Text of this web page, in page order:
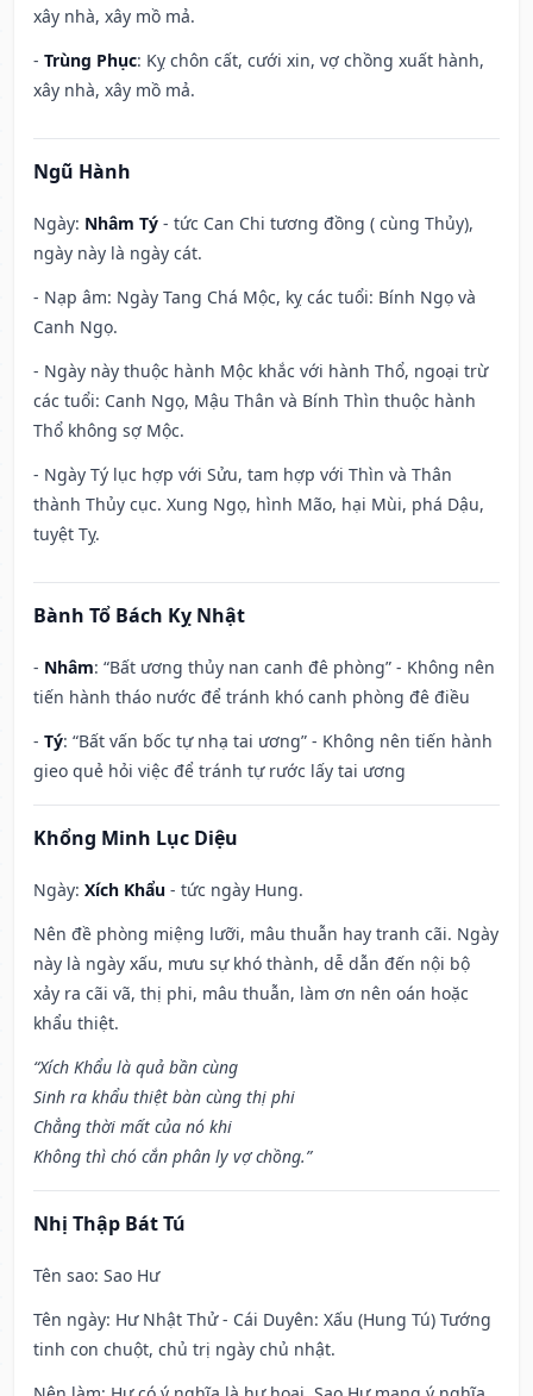
xây nhà, xây mồ mả.
- Trùng Phục: Kỵ chôn cất, cưới xin, vợ chồng xuất hành,
xây nhà, xây mồ mả.
Ngũ Hành
Ngày: Nhâm Tý - tức Can Chi tương đồng ( cùng Thủy),
ngày này là ngày cát.
- Nạp âm: Ngày Tang Chá Mộc, kỵ các tuổi: Bính Ngọ và
Canh Ngọ.
- Ngày này thuộc hành Mộc khắc với hành Thổ, ngoại trừ
các tuổi: Canh Ngọ, Mậu Thân và Bính Thìn thuộc hành
Thổ không sợ Mộc.
- Ngày Tý lục hợp với Sửu, tam hợp với Thìn và Thân
thành Thủy cục. Xung Ngọ, hình Mão, hại Mùi, phá Dậu,
tuyệt Tỵ.
Bành Tổ Bách Kỵ Nhật
- Nhâm: “Bất ương thủy nan canh đê phòng” - Không nên
tiến hành tháo nước để tránh khó canh phòng đê điều
- Tý: “Bất vấn bốc tự nhạ tai ương” - Không nên tiến hành
gieo quẻ hỏi việc để tránh tự rước lấy tai ương
Khổng Minh Lục Diệu
Ngày: Xích Khẩu - tức ngày Hung.
Nên đề phòng miệng lưỡi, mâu thuẫn hay tranh cãi. Ngày
này là ngày xấu, mưu sự khó thành, dễ dẫn đến nội bộ
xảy ra cãi vã, thị phi, mâu thuẫn, làm ơn nên oán hoặc
khẩu thiệt.
“Xích Khẩu là quả bần cùng
Sinh ra khẩu thiệt bàn cùng thị phi
Chẳng thời mất của nó khi
Không thì chó cắn phân ly vợ chồng.”
Nhị Thập Bát Tú
Tên sao: Sao Hư
Tên ngày: Hư Nhật Thử - Cái Duyên: Xấu (Hung Tú) Tướng
tinh con chuột, chủ trị ngày chủ nhật.